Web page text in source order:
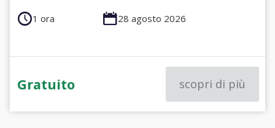
1 ora 28 agosto 2026
Gratuito scopri di più